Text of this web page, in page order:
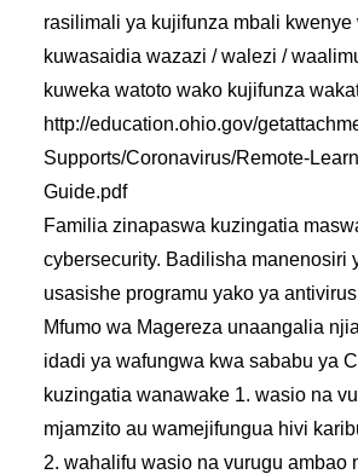
rasilimali ya kujifunza mbali kwenye
kuwasaidia wazazi / walezi /
kuweka watoto wako kujifunza
http://education.ohio.gov/
Supports/Coronavirus/Remote-
Guide.pdf
Familia zinapaswa kuzingatia
cybersecurity. Badilisha manenosiri
usasishe programu yako ya
Mfumo wa Magereza unaangalia
idadi ya wafungwa kwa sababu ya
kuzingatia wanawake 1. wasio na
mjamzito au wamejifungua hivi
2. wahalifu wasio na vurugu ambao